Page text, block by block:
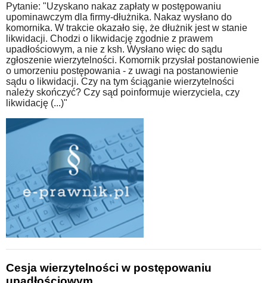
Pytanie: "Uzyskano nakaz zapłaty w postępowaniu
upominawczym dla firmy-dłużnika. Nakaz wysłano do
komornika. W trakcie okazało się, że dłużnik jest w stanie
likwidacji. Chodzi o likwidację zgodnie z prawem
upadłościowym, a nie z ksh. Wysłano więc do sądu
zgłoszenie wierzytelności. Komornik przysłał postanowienie
o umorzeniu postępowania - z uwagi na postanowienie
sądu o likwidacji. Czy na tym ściąganie wierzytelności
należy skończyć? Czy sąd poinformuje wierzyciela, czy
likwidację (...)"
Cesja wierzytelności w postępowaniu